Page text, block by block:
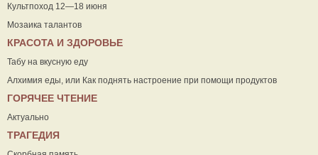
Культпоход 12—18 июня
Мозаика талантов
КРАСОТА И ЗДОРОВЬЕ
Табу на вкусную еду
Алхимия еды, или Как поднять настроение при помощи продуктов
ГОРЯЧЕЕ ЧТЕНИЕ
Актуально
ТРАГЕДИЯ